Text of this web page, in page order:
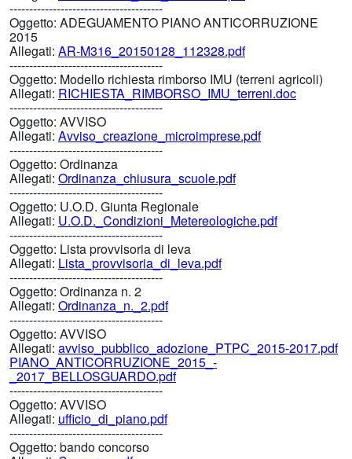
---------------------------------------
Oggetto: ADEGUAMENTO PIANO ANTICORRUZIONE
2015
Allegati: AR-M316_20150128_112328.pdf
---------------------------------------
Oggetto: Modello richiesta rimborso IMU (terreni agricoli)
Allegati: RICHIESTA_RIMBORSO_IMU_terreni.doc
---------------------------------------
Oggetto: AVVISO
Allegati: Avviso_creazione_microimprese.pdf
---------------------------------------
Oggetto: Ordinanza
Allegati: Ordinanza_chiusura_scuole.pdf
---------------------------------------
Oggetto: U.O.D. Giunta Regionale
Allegati: U.O.D._Condizioni_Metereologiche.pdf
---------------------------------------
Oggetto: Lista provvisoria di leva
Allegati: Lista_provvisoria_di_leva.pdf
---------------------------------------
Oggetto: Ordinanza n. 2
Allegati: Ordinanza_n._2.pdf
---------------------------------------
Oggetto: AVVISO
Allegati: avviso_pubblico_adozione_PTPC_2015-2017.pdf
PIANO_ANTICORRUZIONE_2015_-
_2017_BELLOSGUARDO.pdf
---------------------------------------
Oggetto: AVVISO
Allegati: ufficio_di_piano.pdf
---------------------------------------
Oggetto: bando concorso